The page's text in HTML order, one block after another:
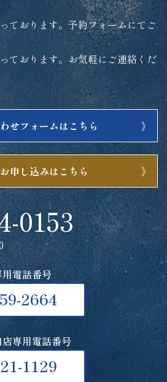
ております。予約フォームにてご
ております。お気軽にご連絡くだ
せフォームはこちら
申し込みはこちら
0153
電話番号
2664
専用電話番号
1129